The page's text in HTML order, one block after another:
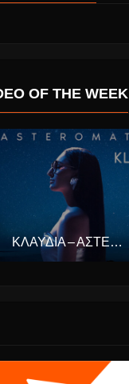
OF THE WEEK
ΚΛΑΥΔΊΑ – ΑΣΤΕΡΟΜΆΤΑ (EUROVISION ΕΛΛΆΔΑ 2025)